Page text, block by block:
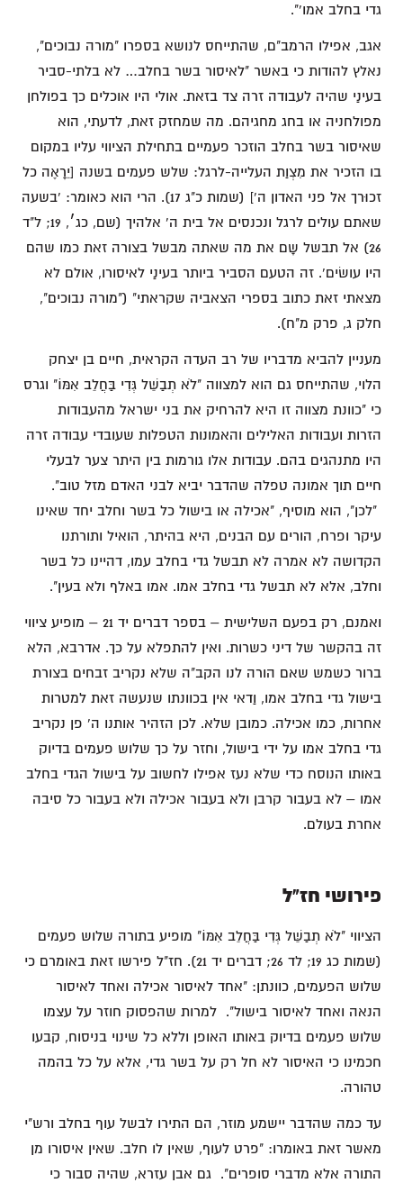
גדי בחלב אמו'".
אגב, אפילו הרמב"ם, שהתייחס לנושא בספרו "מורה נבוכים",
נאלץ להודות כי באשר "לאיסור בשר בחלב… לא בלתי-סביר
בעינַי שהיה לעבודה זרה צד בזאת. אולי היו אוכלים כך בפולחן
מפולחניה או בחג מחגיהם. מה שמחזק זאת, לדעתי, הוא
שאיסור בשר בחלב הוזכר פעמיים בתחילת הציווי עליו במקום
בו הזכיר את מִצְוַת העלייה-לרגל: שלש פעמים בשנה [יֵרָאֶה כל
זכוּרך אל פני האדון ה'] (שמות כ"ג 17). הרי הוא כאומר: 'בשעה
שאתם עולים לרגל ונכנסים אל בית ה' אלהיך (שם, כג׳, 19; ל"ד
26) אל תבשל שָם את מה שאתה מבשל בצורה זאת כמו שהם
היו עושׂים'. זה הטעם הסביר ביותר בעינַי לאיסורו, אולם לא
מצאתי זאת כתוב בספרי הצאביה שקראתי" ("מורה נבוכים",
חלק ג, פרק מ"ח).
מעניין להביא מדבריו של רב העדה הקראית, חיים בן יצחק
הלוי, שהתייחס גם הוא למצווה "לֹא תְבַשֵּׁל גְּדִי בַּחֲלֵב אִמּוֹ" וגרס
כי "כוונת מצווה זו היא להרחיק את בני ישראל מהעבודות
הזרות ועבודות האלילים והאמונות הטפלות שעובדי עבודה זרה
היו מתנהגים בהם. עבודות אלו גורמות בין היתר צער לבעלי
חיים תוך אמונה טפלה שהדבר יביא לבני האדם מזל טוב".
"לכן", הוא מוסיף, "אכילה או בישול כל בשר וחלב יחד שאינו
עיקר ופרח, הורים עם הבנים, היא בהיתר, הואיל ותורתנו
הקדושה לא אמרה לא תבשל גדי בחלב עמו, דהיינו כל בשר
וחלב, אלא לא תבשל גדי בחלב אמו. אמו באלף ולא בעין".
ואמנם, רק בפעם השלישית – בספר דברים יד 21 – מופיע ציווי
זה בהקשר של דיני כשרות. ואין להתפלא על כך. אדרבא, הלא
ברור כשמש שאם הורה לנו הקב"ה שלא נקריב זבחים בצורת
בישול גדי בחלב אמו, וַדאי אין בכוונתו שנעשה זאת למטרות
אחרות, כמו אכילה. כמובן שלא. לכן הזהיר אותנו ה' פן נקריב
גדי בחלב אמו על ידי בישול, וחזר על כך שלוש פעמים בדיוק
באותו הנוסח כדי שלא נעז אפילו לחשוב על בישול הגדי בחלב
אמו – לא בעבור קרבן ולא בעבור אכילה ולא בעבור כל סיבה
אחרת בעולם.
פירושי חז"ל
הציווי "לֹא תְבַשֵּׁל גְּדִי בַּחֲלֵב אִמּוֹ" מופיע בתורה שלוש פעמים
(שמות כג 19; לד 26; דברים יד 21). חז"ל פירשו זאת באומרם כי
שלוש הפעמים, כוונתן: "אחד לאיסור אכילה ואחד לאיסור
הנאה ואחד לאיסור בישול". למרות שהפסוק חוזר על עצמו
שלוש פעמים בדיוק באותו האופן וללא כל שינוי בניסוח, קבעו
חכמינו כי האיסור לא חל רק על בשר גדי, אלא על כל בהמה
טהורה.
עד כמה שהדבר יישמע מוזר, הם התירו לבשל עוף בחלב ורש"י
מאשר זאת באומרו: "פרט לעוף, שאין לו חלב. שאין איסורו מן
התורה אלא מדברי סופרים". גם אבן עזרא, שהיה סבור כי